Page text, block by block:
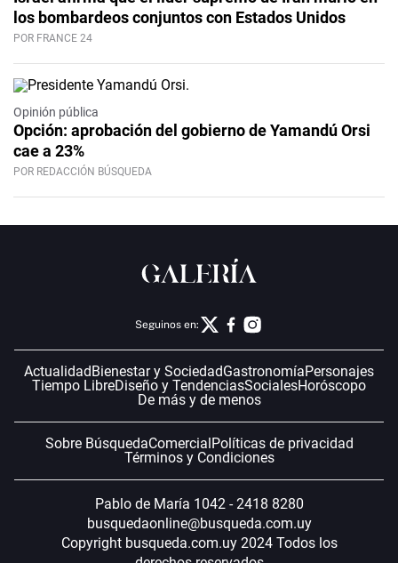
los bombardeos conjuntos con Estados Unidos
POR FRANCE 24
Opinión pública
Opción: aprobación del gobierno de Yamandú Orsi
cae a 23%
POR REDACCIÓN BÚSQUEDA
Seguinos en:
ActualidadBienestar y SociedadGastronomíaPersonajes
Tiempo LibreDiseño y TendenciasSocialesHoróscopo
De más y de menos
Sobre BúsquedaComercialPolíticas de privacidad
Términos y Condiciones
Pablo de María 1042 - 2418 8280
busquedaonline@busqueda.com.uy
Copyright busqueda.com.uy 2024 Todos los